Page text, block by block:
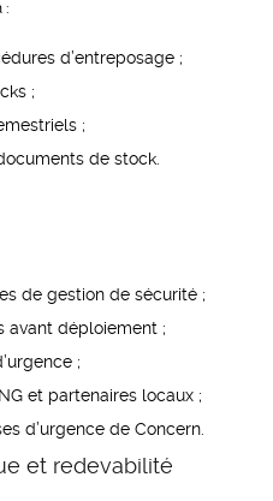
:
d’entreposage ;
;
;
de stock.
de gestion de sécurité ;
avant déploiement ;
;
et partenaires locaux ;
d’urgence de Concern.
et redevabilité